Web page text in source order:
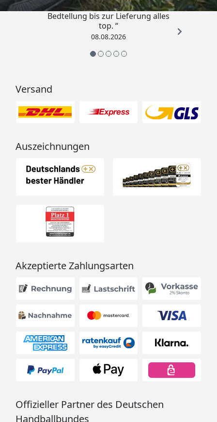
„Von der Beschreigung über die
Bedtellung bis zur Lieferung alles
top. “
08.08.2026
Versand
Auszeichnungen
Akzeptierte Zahlungsarten
Offizieller Partner des Deutschen
Handballbundes